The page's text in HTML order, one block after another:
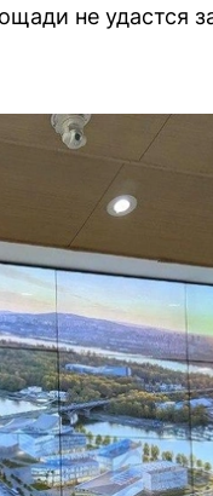
не удастся